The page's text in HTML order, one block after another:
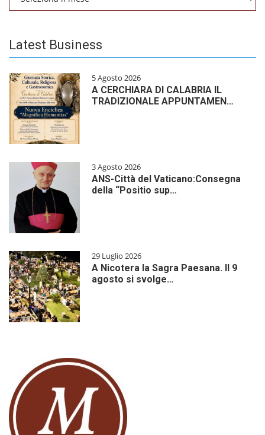
Latest Business
5 Agosto 2026
A CERCHIARA DI CALABRIA IL
TRADIZIONALE APPUNTAMEN…
3 Agosto 2026
ANS-Città del Vaticano:Consegna
della “Positio sup…
29 Luglio 2026
A Nicotera la Sagra Paesana. Il 9
agosto si svolge…